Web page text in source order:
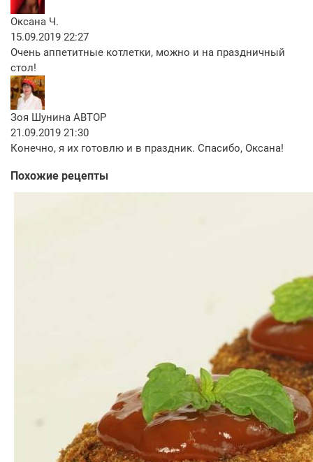
Оксана Ч.
15.09.2019 22:27
Очень аппетитные котлетки, можно и на праздничный
стол!
Зоя Шунина АВТОР
21.09.2019 21:30
Конечно, я их готовлю и в праздник. Спасибо, Оксана!
Похожие рецепты